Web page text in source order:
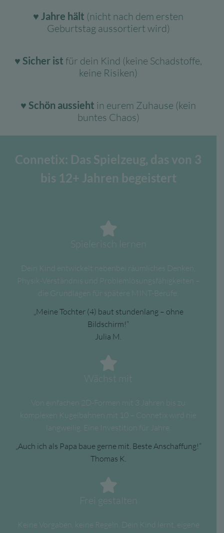
♥ Jahre hält (nicht nach dem ersten
Geburtstag aussortiert wird)
♥ Sicher ist für dein Kind (keine Schadstoffe,
keine Risiken)
♥ Schön aussieht in eurem Zuhause (kein
buntes Chaos)
Connetix: Das Spielzeug, das von 3
bis 12+ Jahren begeistert
Spielerisch lernen
Dein Kind entwickelt nebenbei räumliches Denken,
Physik-Verständnis und Problemlösungsfähigkeiten –
die Grundlagen für spätere MINT-Berufe.
„Meine Tochter (4) baut stundenlang – ohne
Bildschirm!“
Julia M.
Wächst mit
Von einfachen 2D-Formen mit 3 Jahren bis zu
komplexen Kugelbahnen mit 10 – Connetix wird nie
langweilig. Eine Investition für Jahre.
„Auch ich als Papa baue gerne mit. Beste Anschaffung!“
Thomas K.
Frei gestalten
Keine Vorgaben, keine Regeln. Dein Kind lernt, eigene